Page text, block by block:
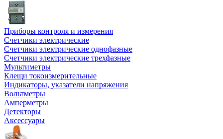
Приборы контроля и измерения
Счетчики электрические
Счетчики электрические однофазные
Счетчики электрические трехфазные
Мультиметры
Клещи токоизмерительные
Индикаторы, указатели напряжения
Вольтметры
Амперметры
Детекторы
Аксессуары